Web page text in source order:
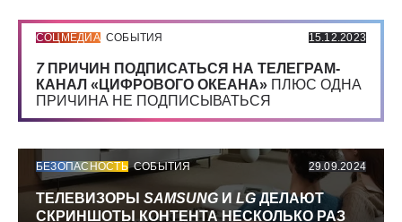
СОЦМЕДИА СОБЫТИЯ 15.12.2023
7 ПРИЧИН ПОДПИСАТЬСЯ НА ТЕЛЕГРАМ-
КАНАЛ «ЦИФРОВОГО ОКЕАНА» ПЛЮС ОДНА
ПРИЧИНА НЕ ПОДПИСЫВАТЬСЯ
БЕЗОПАСНОСТЬ СОБЫТИЯ 29.09.2024
ТЕЛЕВИЗОРЫ SAMSUNG И LGДЕЛАЮТ
СКРИНШОТЫ КОНТЕНТА НЕСКОЛЬКО РАЗ